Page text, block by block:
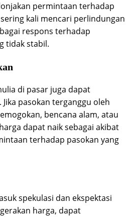
permintaan terhadap
kali mencari perlindungan
respons terhadap
tidak stabil.
di pasar juga dapat
pasokan terganggu oleh
bencana alam, atau
dapat naik sebagai akibat
terhadap pasokan yang
spekulasi dan ekspektasi
harga, dapat